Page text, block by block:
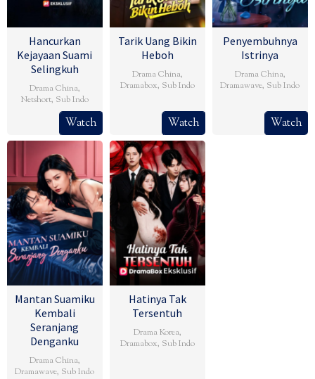
Hancurkan
Kejayaan Suami
Selingkuh
Drama China,
Netshort, Sub Indo
Watch
Tarik Uang Bikin
Heboh
Drama China,
Dramabox, Sub Indo
Watch
Penyembuhnya
Istrinya
Drama China,
Dramawave, Sub Indo
Watch
Mantan Suamiku
Kembali
Seranjang
Denganku
Drama China,
Dramawave, Sub Indo
Hatinya Tak
Tersentuh
Drama Korea,
Dramabox, Sub Indo